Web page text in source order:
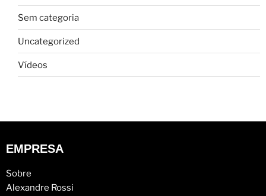
Sem categoria
Uncategorized
Vídeos
EMPRESA
Sobre
Alexandre Rossi